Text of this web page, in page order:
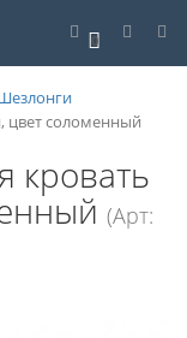
0
цвет соломенный
кровать
(Арт: